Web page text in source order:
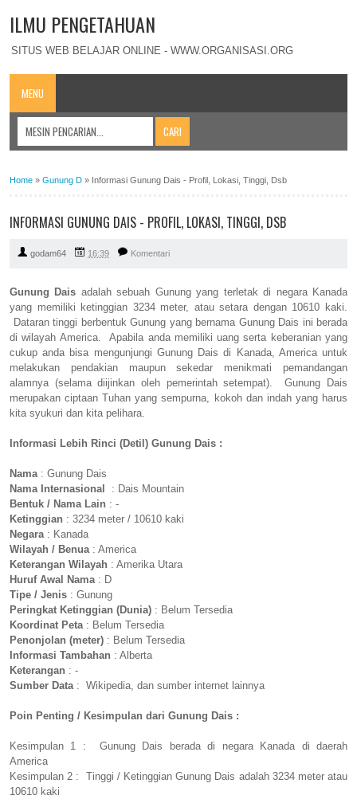
ILMU PENGETAHUAN
SITUS WEB BELAJAR ONLINE - WWW.ORGANISASI.ORG
MENU
Home » Gunung D » Informasi Gunung Dais - Profil, Lokasi, Tinggi, Dsb
INFORMASI GUNUNG DAIS - PROFIL, LOKASI, TINGGI, DSB
godam64 16:39 Komentari
Gunung Dais adalah sebuah Gunung yang terletak di negara Kanada
yang memiliki ketinggian 3234 meter, atau setara dengan 10610 kaki.
Dataran tinggi berbentuk Gunung yang bernama Gunung Dais ini berada
di wilayah America. Apabila anda memiliki uang serta keberanian yang
cukup anda bisa mengunjungi Gunung Dais di Kanada, America untuk
melakukan pendakian maupun sekedar menikmati pemandangan
alamnya (selama diijinkan oleh pemerintah setempat). Gunung Dais
merupakan ciptaan Tuhan yang sempurna, kokoh dan indah yang harus
kita syukuri dan kita pelihara.
Informasi Lebih Rinci (Detil) Gunung Dais :
Nama: Gunung Dais
Nama Internasional
: Dais Mountain
Bentuk / Nama Lain : -
Ketinggian : 3234 meter / 10610 kaki
Negara: Kanada
Wilayah / Benua: America
Keterangan Wilayah : Amerika Utara
Huruf Awal Nama: D
Tipe / Jenis : Gunung
Peringkat Ketinggian (Dunia) : Belum Tersedia
Koordinat Peta: Belum Tersedia
Penonjolan (meter) : Belum Tersedia
Informasi Tambahan : Alberta
Keterangan : -
Sumber Data: Wikipedia, dan sumber internet lainnya
Poin Penting / Kesimpulan dari Gunung Dais :
Kesimpulan 1 : Gunung Dais berada di negara Kanada di daerah
America
Kesimpulan 2 : Tinggi / Ketinggian Gunung Dais adalah 3234 meter atau
10610 kaki